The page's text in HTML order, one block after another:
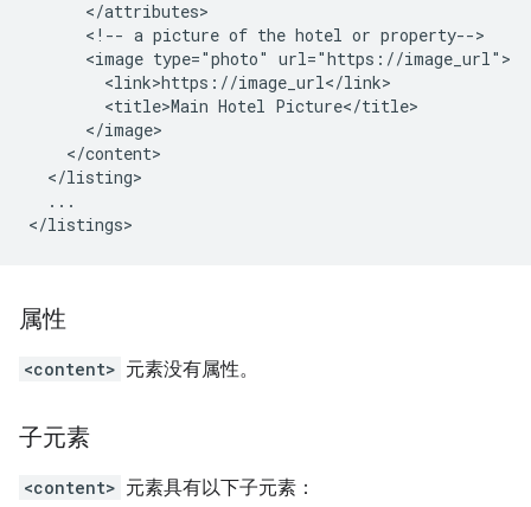
<!-- a picture of the hotel or
<image type="photo"
<title>Main Hotel
...
属性
<content> 元素没有属性。
子元素
<content> 元素具有以下子元素：